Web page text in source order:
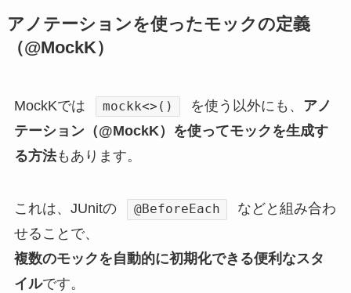
アノテーションを使ったモックの定義
（@MockK）
MockKでは mockk<>() を使う以外にも、 アノ
テーション（@MockK）を使ってモックを生成す
る方法もあります。
これは、JUnitの @BeforeEach
などと組み合わ
せることで、
複数のモックを自動的に初期化できる便利なスタ
イルです。